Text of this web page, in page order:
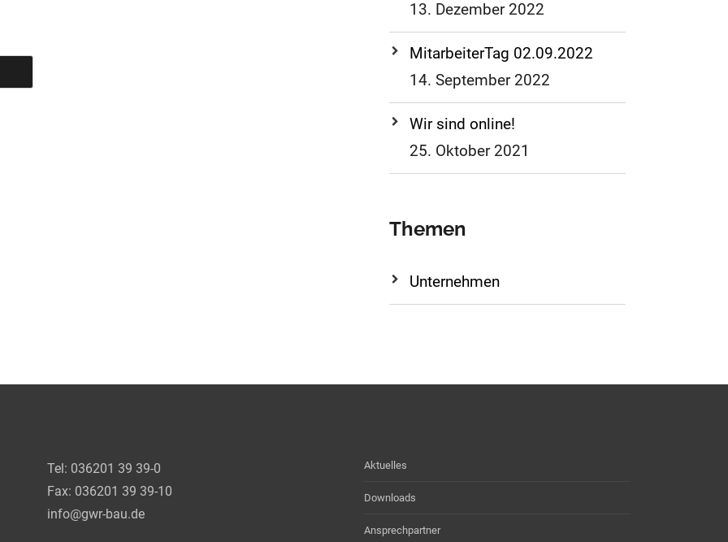
13. Dezember 2022
MitarbeiterTag 02.09.2022
14. September 2022
Wir sind online!
25. Oktober 2021
Themen
Unternehmen
Tel: 036201 39 39-0
Fax: 036201 39 39-10
info@gwr-bau.de
Aktuelles
Downloads
Ansprechpartner